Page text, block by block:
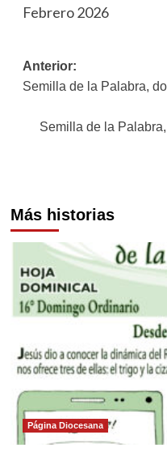
Febrero 2026
Navegación
de
entradas
Anterior:
Semilla de la Palabra,
Semilla de la
Más historias
Página Diocesana